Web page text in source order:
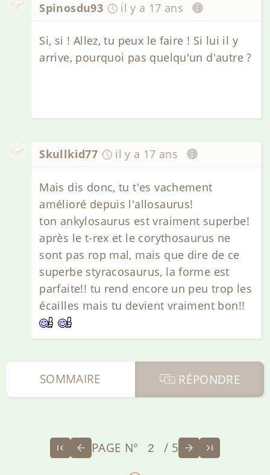
Spinosdu93 il y a 17 ans
Si, si ! Allez, tu peux le faire ! Si lui il y
arrive, pourquoi pas quelqu'un d'autre ?
Skullkid77 il y a 17 ans
Mais dis donc, tu t'es vachement
amélioré depuis l'allosaurus!
ton ankylosaurus est vraiment superbe!
après le t-rex et le corythosaurus ne
sont pas rop mal, mais que dire de ce
superbe styracosaurus, la forme est
parfaite!! tu rend encore un peu trop les
écailles mais tu devient vraiment bon!!
RÉPONDRE
SOMMAIRE
PAGE N° / 5